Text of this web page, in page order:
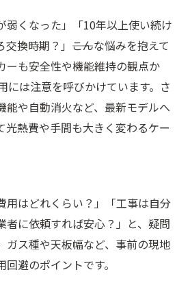
弱くなった」「10年以上使い続け
換時期？」――こんな悩みを抱えて
ーも安全性や機能維持の観点か
には注意を呼びかけています。さ
能や自動消火など、最新モデルへ
光熱費や手間も大きく変わるケー
用はどれくらい？」「工事は自分
者に依頼すれば安心？」と、疑問
ガス種や天板幅など、事前の現地
避のポイントです。